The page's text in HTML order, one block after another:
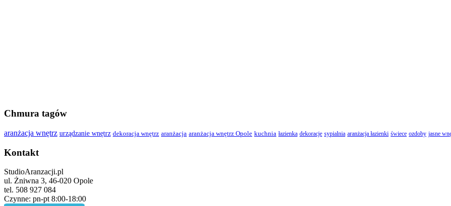
Chmura tagów
aranżacja wnętrz urządzanie wnętrz dekoracja wnętrz aranżacja aranżacja wnętrz Opole kuchnia łazienka dekoracje sypialnia aranżacja łazienki świece ozdoby jasne
Kontakt
StudioAranzacji.pl
ul. Żniwna 3, 46-020 Opole
tel. 508 927 084
Czynne: pn-pt 8:00-18:00